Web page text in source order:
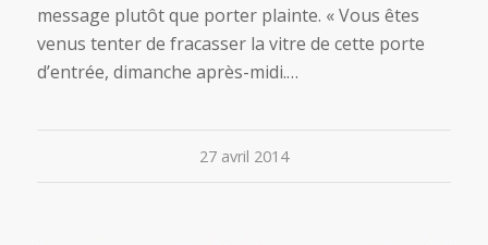
message plutôt que porter plainte. « Vous êtes
venus tenter de fracasser la vitre de cette porte
d’entrée, dimanche après-midi.…
27 avril 2014